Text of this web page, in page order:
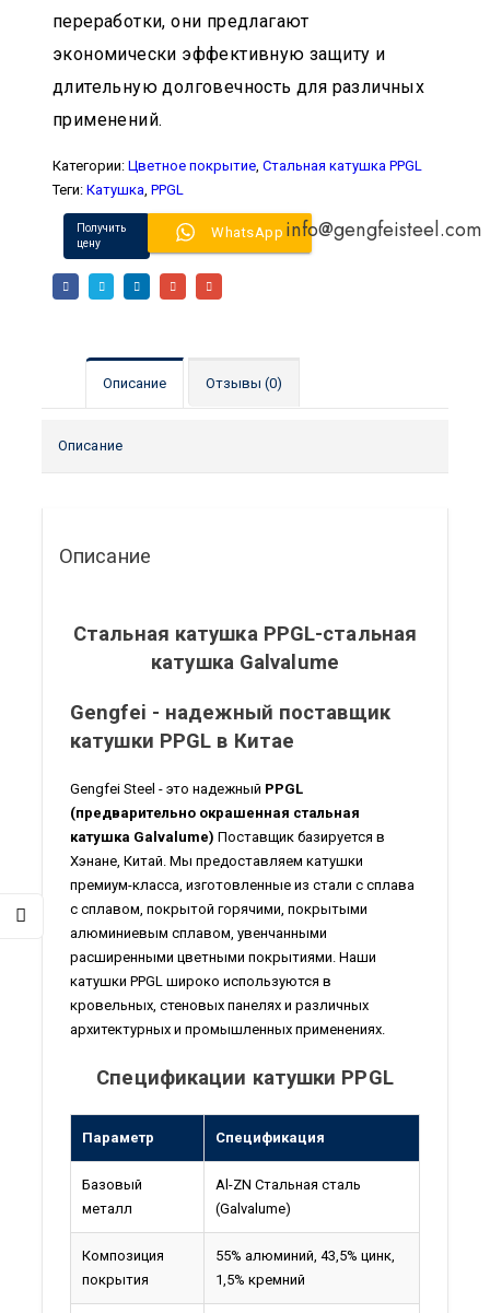
переработки, они предлагают
экономически эффективную защиту и
длительную долговечность для различных
применений.
Категории: Цветное покрытие Стальная катушка PPGL
Теги: Катушка PPGL
Получить
цену
WhatsApp info@gengfeisteel.com
Описание Отзывы (0)
Описание
Описание
Стальная катушка PPGL-стальная
катушка Galvalume
Gengfei - надежный поставщик
катушки PPGL в Китае
Gengfei Steel - это надежный PPGL
(предварительно окрашенная стальная
катушка Galvalume) Поставщик базируется в
Хэнане, Китай. Мы предоставляем катушки
премиум-класса, изготовленные из стали с сплава
с сплавом, покрытой горячими, покрытыми
алюминиевым сплавом, увенчанными
расширенными цветными покрытиями. Наши
катушки PPGL широко используются в
кровельных, стеновых панелях и различных
архитектурных и промышленных применениях.
Спецификации катушки PPGL
Параметр Спецификация
Базовый
металл
Al-ZN Стальная сталь
(Galvalume)
Композиция
покрытия
55% алюминий, 43,5% цинк,
1,5% кремний